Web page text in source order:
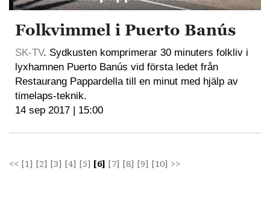
Folkvimmel i Puerto Banús
SK-TV. Sydkusten komprimerar 30 minuters folkliv i
lyxhamnen Puerto Banús vid första ledet från
Restaurang Pappardella till en minut med hjälp av
timelaps-teknik.
14 sep 2017 | 15:00
<< [1] [2] [3] [4] [5] [6] [7] [8] [9] [10] >>